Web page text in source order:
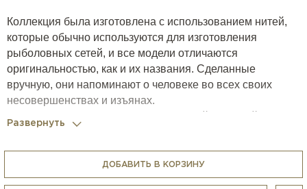
Коллекция была изготовлена с использованием нитей,
которые обычно используются для изготовления
рыболовных сетей, и все модели отличаются
оригинальностью, как и их названия. Сделанные
вручную, они напоминают о человеке во всех своих
несовершенствах и изъянах.
традиционными сенегальскими узорами. ПВХ скользит.
Развернуть
ДОБАВИТЬ В КОРЗИНУ